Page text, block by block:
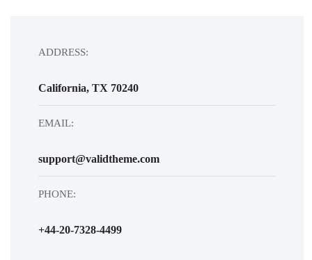
ADDRESS:
California, TX 70240
EMAIL:
support@validtheme.com
PHONE:
+44-20-7328-4499